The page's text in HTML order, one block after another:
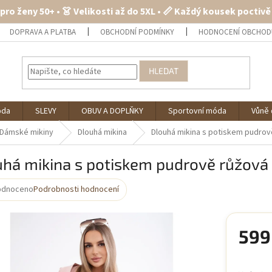
ženy 50+ • 👗 Velikosti až do 5XL • 📏 Každý kousek
DOPRAVA A PLATBA OBCHODNÍ PODMÍNKY HODNOCENÍ
HLEDAT
SLEVY OBUV A DOPLŇKY Sportovní móda
Dámské mikiny Dlouhá mikina Dlouhá mikina s potiskem
mikina s potiskem pudrově růžová
Podrobnosti hodnocení